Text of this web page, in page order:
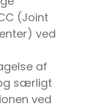
(Joint
ved
af
særligt
ved